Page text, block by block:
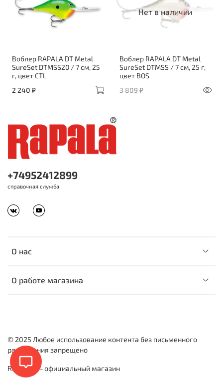
Воблер RAPALA DT Metal
SureSet DTMSS20 / 7 см, 25
г, цвет CTL
2 240 ₽
Нет в наличии
Воблер RAPALA DT Metal
SureSet DTMSS / 7 см, 25 г,
цвет BOS
3 809 ₽
О нас
О работе магазина
+74952412899
справочная служба
© 2025 Любое использование контента без письменного
разрешения запрещено
Rapala.ru - официальный магазин